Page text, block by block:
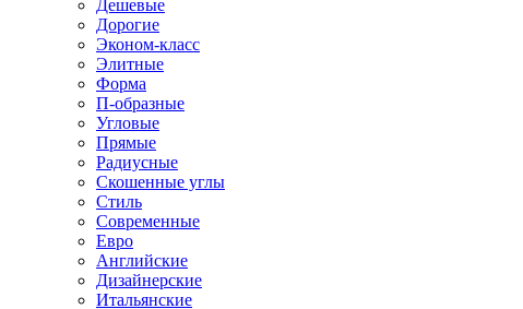
Дешевые
Дорогие
Эконом-класс
Элитные
Форма
П-образные
Угловые
Прямые
Радиусные
Скошенные углы
Стиль
Современные
Евро
Английские
Дизайнерские
Итальянские